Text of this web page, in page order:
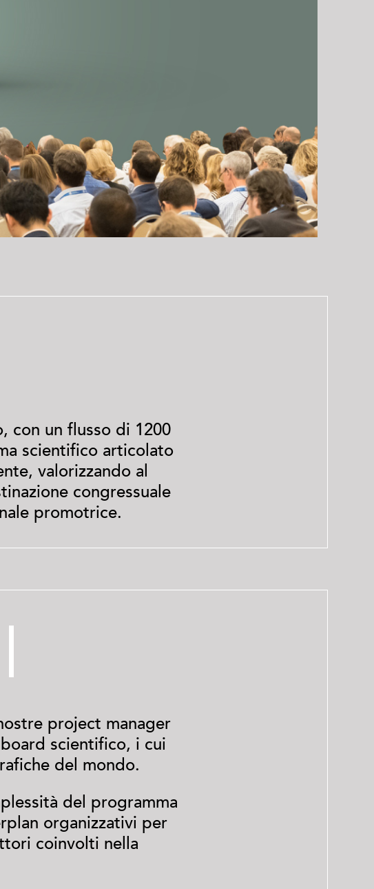
con un flusso di 1200
scientifico articolato
valorizzando al
congressuale
promotrice.
project manager
scientifico, i cui
del mondo.
del programma
organizzativi per
coinvolti nella